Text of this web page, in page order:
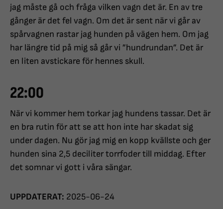
jag måste gå och fråga vilken vagn det är. En av tre
gånger är det fel vagn. Om det är sent när vi går av
spårvagnen rastar jag hunden på vägen hem. Om jag
har längre tid på mig så går vi ”hundrundan”. Det är
en liten avstickare för hennes skull.
22:00
När vi kommer hem torkar jag hundens tassar. Det är
en bra rutin för att se att hon inte har skadat sig
under dagen. Nu gör jag mig en kopp kvällste och ger
hunden sina 2,5 deciliter torrfoder till middag. Efter
det somnar vi gott i våra sängar.
UPPDATERAT: 2025-06-24